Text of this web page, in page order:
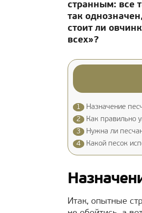
странным: все
так
стоит ли
всех»?
1
Назначение
2
Как правильно
3
Нужна ли
4
Какой песок
Итак, опытные